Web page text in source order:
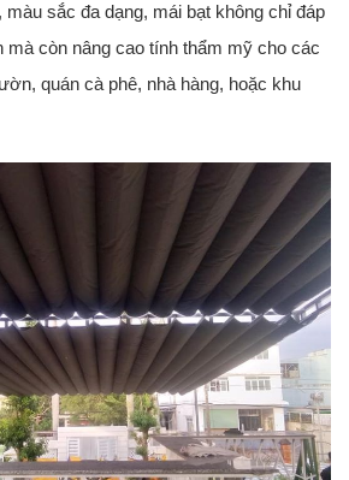
sắc đa dạng, mái bạt không chỉ đáp
mà còn nâng cao tính thẩm mỹ cho các
quán cà phê, nhà hàng, hoặc khu